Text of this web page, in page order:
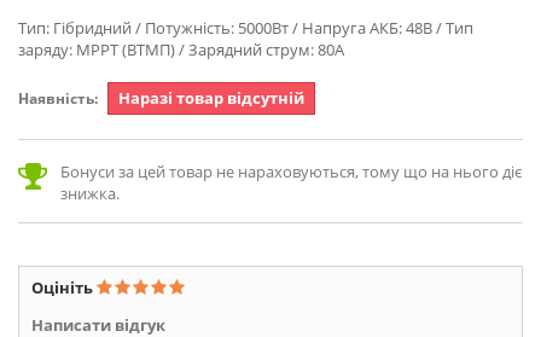
Тип: Гібридний / Потужність: 5000Вт / Напруга АКБ: 48В / Тип
заряду: MPPT (ВТМП) / Зарядний струм: 80А
Наявність: Наразі товар відсутній
Бонуси за цей товар не нараховуються, тому що на нього діє
знижка.
Оцініть
Написати відгук